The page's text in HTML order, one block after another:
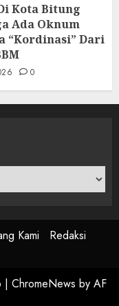
Kota Bitung
Ada Oknum
“Kordinasi” Dari
0
Kami
Redaksi
| ChromeNews by AF